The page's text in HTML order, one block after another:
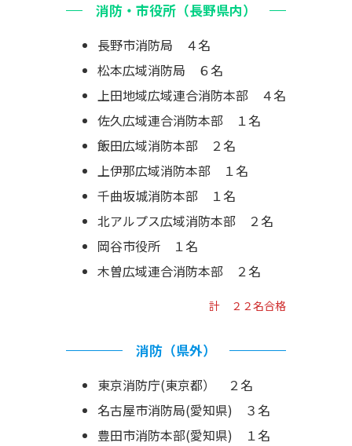
消防・市役所（長野県内）
長野市消防局 ４名
松本広域消防局 ６名
上田地域広域連合消防本部 ４名
佐久広域連合消防本部 １名
飯田広域消防本部 ２名
上伊那広域消防本部 １名
千曲坂城消防本部 １名
北アルプス広域消防本部 ２名
岡谷市役所 １名
木曽広域連合消防本部 ２名
計 ２２名合格
消防（県外）
東京消防庁(東京都） ２名
名古屋市消防局(愛知県) ３名
豊田市消防本部(愛知県) １名